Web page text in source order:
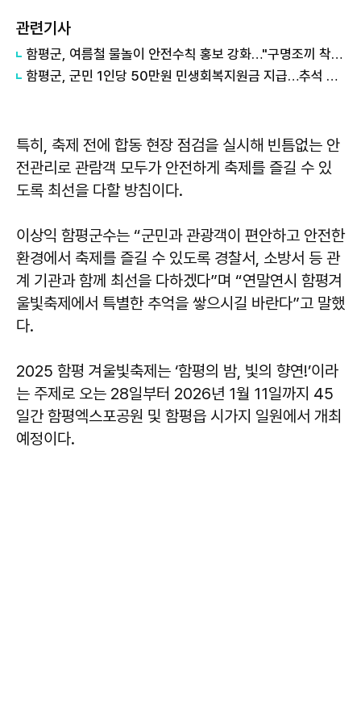
관련기사
함평군, 여름철 물놀이 안전수칙 홍보 강화…"구명조끼 착용은 필수"
함평군, 군민 1인당 50만원 민생회복지원금 지급…추석 전 지역경제 활력 기대
특히, 축제 전에 합동 현장 점검을 실시해 빈틈없는 안
전관리로 관람객 모두가 안전하게 축제를 즐길 수 있
도록 최선을 다할 방침이다.
이상익 함평군수는 “군민과 관광객이 편안하고 안전한
환경에서 축제를 즐길 수 있도록 경찰서, 소방서 등 관
계 기관과 함께 최선을 다하겠다”며 “연말연시 함평겨
울빛축제에서 특별한 추억을 쌓으시길 바란다”고 말했
다.
2025 함평 겨울빛축제는 ‘함평의 밤, 빛의 향연!’이라
는 주제로 오는 28일부터 2026년 1월 11일까지 45
일간 함평엑스포공원 및 함평읍 시가지 일원에서 개최
예정이다.